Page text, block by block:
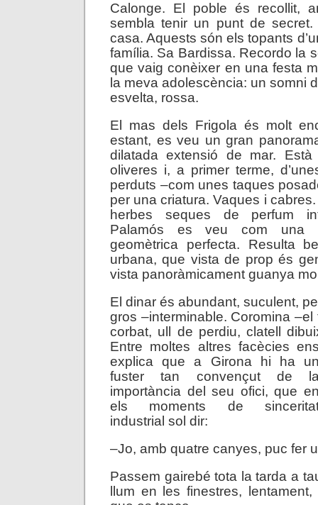
Calonge. El poble és recollit,
sembla tenir un punt de secret.
casa. Aquests són els topants
família. Sa Bardissa. Recordo la
que vaig conèixer en una festa
la meva adolescència: un somni
esvelta, rossa.
El mas dels Frigola és molt
estant, es veu un gran
dilatada extensió de mar.
oliveres i, a primer terme,
perduts –com unes taques
per una criatura. Vaques i
herbes seques de perfum
Palamós es veu com una
geomètrica perfecta. Resulta
urbana, que vista de prop és
vista panoràmicament guanya
El dinar és abundant, suculent,
gros –interminable. Coromina –el
corbat, ull de perdiu, clatell
Entre moltes altres facècies
explica que a Girona hi ha
fuster tan convençut de
importància del seu ofici, que
els moments de
industrial sol dir:
–Jo, amb quatre canyes, puc fer
Passem gairebé tota la tarda a
llum en les finestres,